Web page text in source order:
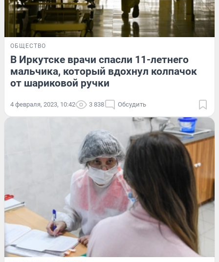
ОБЩЕСТВО
В Иркутске врачи спасли 11-летнего
мальчика, который вдохнул колпачок
от шариковой ручки
4 февраля, 2023, 10:42 3 838 Обсудить